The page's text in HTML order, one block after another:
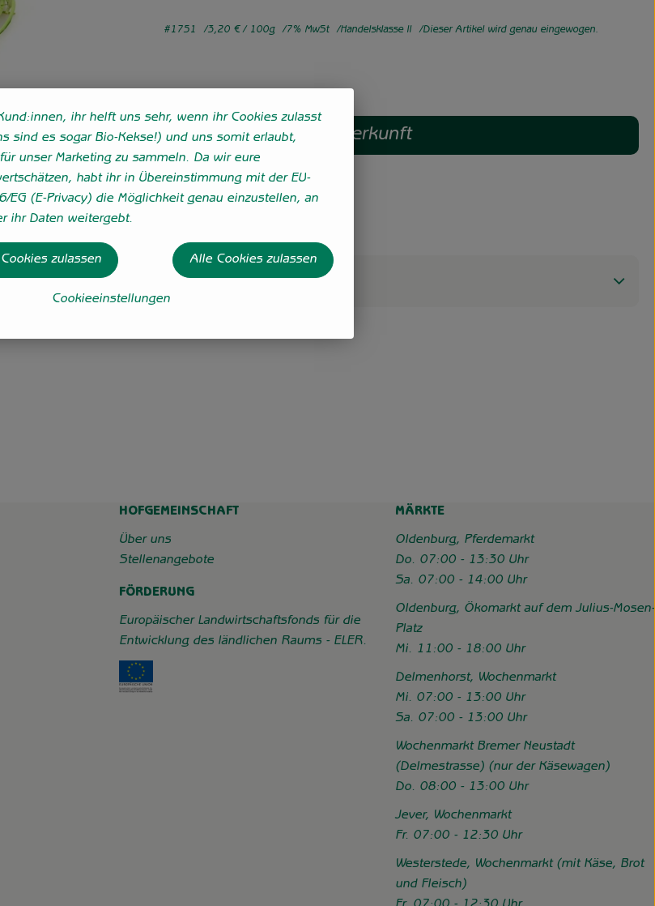
#1751 3,20 €/ 100g 7% MwSt Handelsklasse II Dieser Artikel wird genau eingewogen.
Herkunft
HOFGEMEINSCHAFT
Über uns
Stellenangebote
FÖRDERUNG
Europäischer Landwirtschaftsfonds für die
Entwicklung des ländlichen Raums - ELER.
Externer Link zu https://www.hofgemeinschaft-grummersort.de/das-sind-wir/
MÄRKTE
Oldenburg, Pferdemarkt
Do. 07:00 - 13:30 Uhr
Sa. 07:00 - 14:00 Uhr
Oldenburg, Ökomarkt auf dem Julius-Mosen-
Platz
Mi. 11:00 - 18:00 Uhr
Delmenhorst, Wochenmarkt
Mi. 07:00 - 13:00 Uhr
Sa. 07:00 - 13:00 Uhr
Wochenmarkt Bremer Neustadt
(Delmestrasse) (nur der Käsewagen)
Do. 08:00 - 13:00 Uhr
Jever, Wochenmarkt
Fr. 07:00 - 12:30 Uhr
Westerstede, Wochenmarkt (mit Käse, Brot
und Fleisch)
ihr helft uns sehr, wenn ihr Cookies zulasst
sind es sogar Bio-Kekse!) und uns somit erlaubt,
unser Marketing zu sammeln. Da wir eure
habt ihr in Übereinstimmung mit der EU-
(E-Privacy) die Möglichkeit genau einzustellen, an
ihr Daten weitergebt.
Cookieeinstellungen
zulassen Alle Cookies zulassen